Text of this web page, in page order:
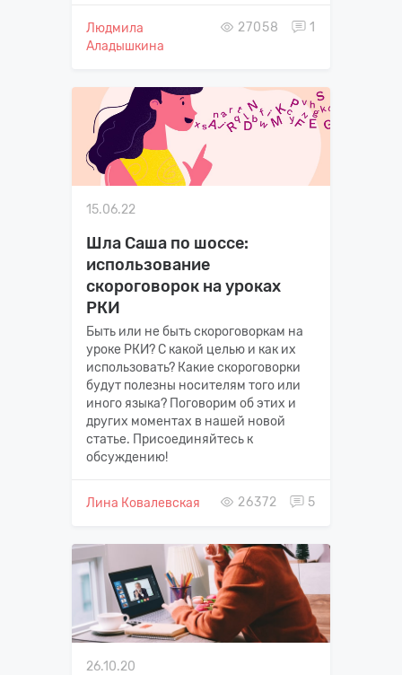
Людмила
Аладышкина
27058 1
15.06.22
Шла Саша по шоссе:
использование
скороговорок на уроках
РКИ
Быть или не быть скороговоркам на
уроке РКИ? С какой целью и как их
использовать? Какие скороговорки
будут полезны носителям того или
иного языка? Поговорим об этих и
других моментах в нашей новой
статье. Присоединяйтесь к
обсуждению!
Лина Ковалевская 26372 5
26.10.20